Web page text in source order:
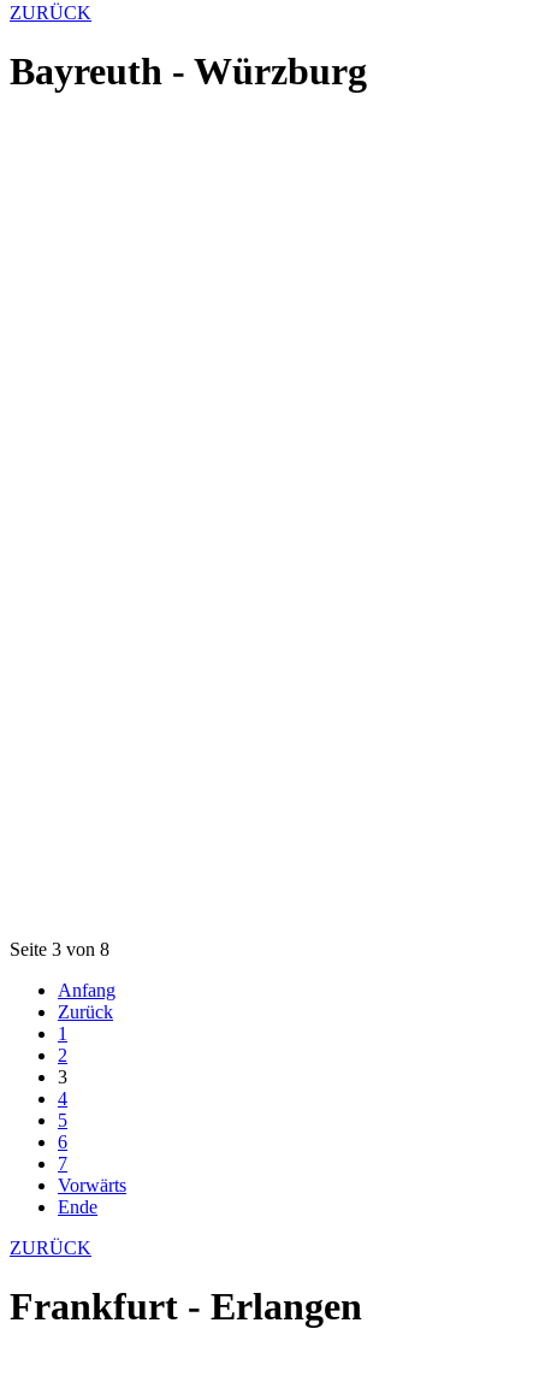
ZURÜCK
Bayreuth - Würzburg
Seite 3 von 8
Anfang
Zurück
1
2
3
4
5
6
7
Vorwärts
Ende
ZURÜCK
Frankfurt - Erlangen